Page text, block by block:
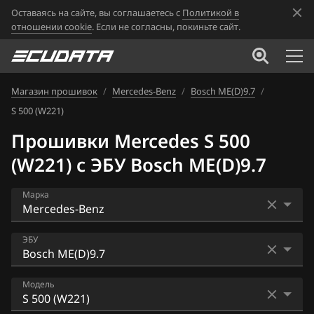
Оставаясь на сайте, вы соглашаетесь с Политикой в
отношении cookie. Если не согласны, покиньте сайт.
Магазин прошивок / Mercedes-Benz / Bosch ME(D)9.7 /
S 500 (W221)
Прошивки Mercedes S 500
(W221) с ЭБУ Bosch ME(D)9.7
Марка
Acura
Alfa Romeo
ATLAS
ЭБУ
Bosch EDC16CP36
Bosch EDC17C66
Модель